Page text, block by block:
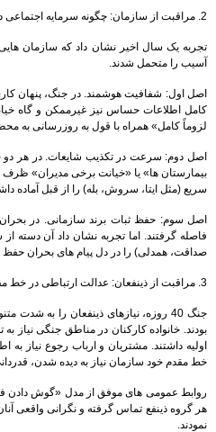
آن ها سه اصل زیر را رعایت کردند،
اعتمادی و فرار سرمایه ها می شد، اما
بود. راه حل، انتشار «اطلاعات تأییدشده اما
بود.
«تعطیلی کامل کارخانه ها»، «کمبود دارو
شد. روابط عمومی هایی که کانال های
را مهار کنند.
ها به نفع پیام های ملی از هویت برند
ارزش های بنیادین خود (مانند مسئولیت
سریع تر به روال عادی بازگشتند.
کرد. روابط عمومی ها ناچار به طراحی نقشه
از وضعیت عزیزان و اطمینان از تأمین
تغییر خدمات بدون کلیشه سازی داشتند.
از حریم خصوصی خود داشتند.
پیش از هر پیام جمعی، ابتدا با نمونه هایی
سپس پیام را بر اساس همان نگرانی ها